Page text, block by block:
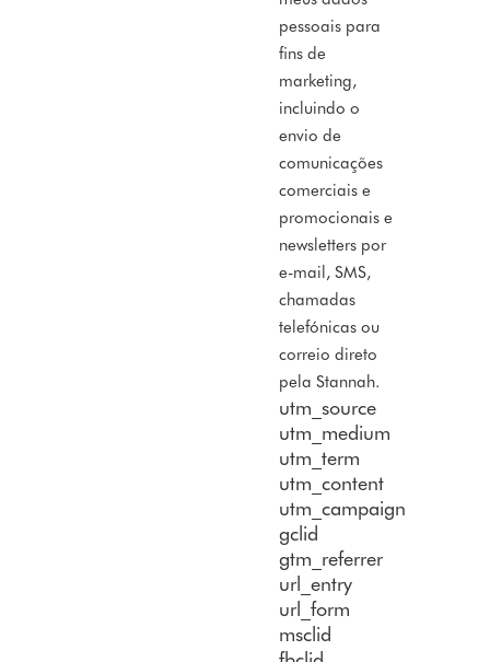
pessoais para
fins de
marketing,
incluindo o
envio de
comunicações
comerciais e
promocionais e
newsletters por
e-mail, SMS,
chamadas
telefónicas ou
correio direto
pela Stannah.
utm_source
utm_medium
utm_term
utm_content
utm_campaign
gclid
gtm_referrer
url_entry
url_form
msclid